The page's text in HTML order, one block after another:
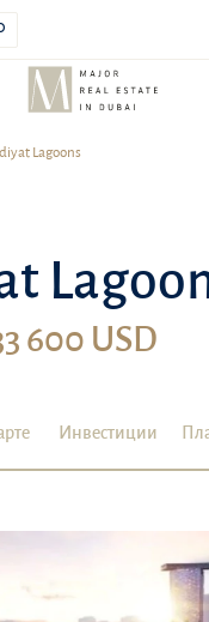
Lagoons
600 USD
Инвестиции